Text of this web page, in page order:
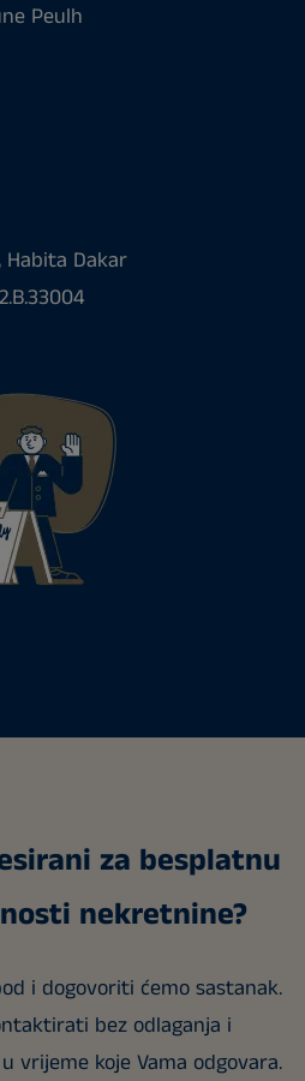
Peulh
Habita Dakar
za besplatnu
nekretnine?
i dogovoriti ćemo sastanak.
bez odlaganja i
vrijeme koje Vama odgovara.